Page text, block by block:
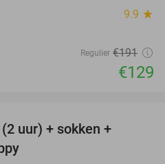
9.9 star
Regulier €191
€129
uur) + sokken +